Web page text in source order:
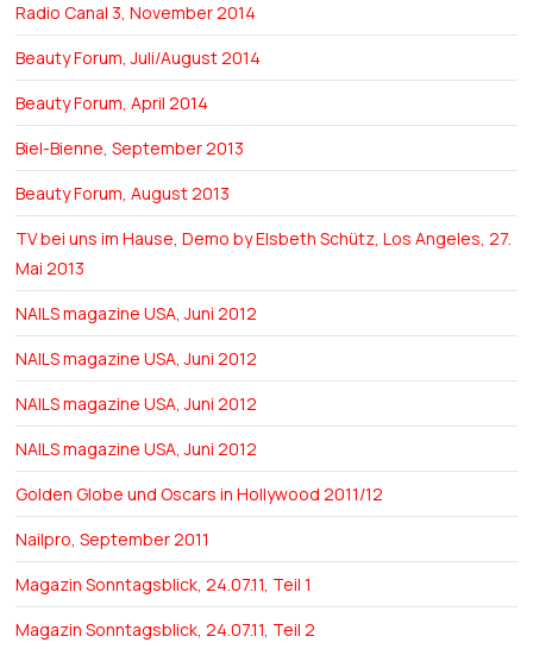
Radio Canal 3, November 2014
Beauty Forum, Juli/August 2014
Beauty Forum, April 2014
Biel-Bienne, September 2013
Beauty Forum, August 2013
TV bei uns im Hause, Demo by Elsbeth Schütz, Los Angeles, 27.
Mai 2013
NAILS magazine USA, Juni 2012
NAILS magazine USA, Juni 2012
NAILS magazine USA, Juni 2012
NAILS magazine USA, Juni 2012
Golden Globe und Oscars in Hollywood 2011/12
Nailpro, September 2011
Magazin Sonntagsblick, 24.07.11, Teil 1
Magazin Sonntagsblick, 24.07.11, Teil 2